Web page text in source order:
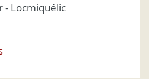
- Locmiquélic